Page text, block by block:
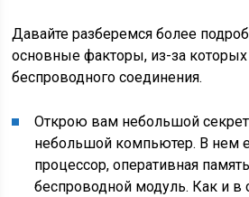
Давайте разберемся более
основные факторы, из-за которых
беспроводного соединения.
Открою вам небольшой
небольшой компьютер. В нем
процессор, оперативная
беспроводной модуль. Как и в